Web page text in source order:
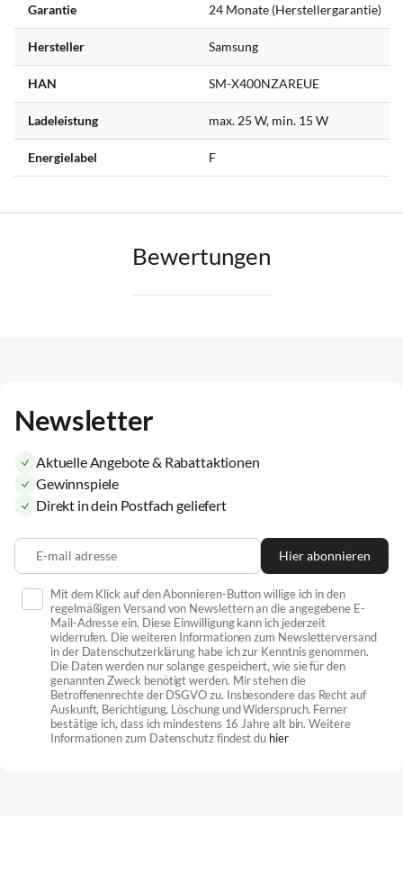
Garantie 24 Monate (Herstellergarantie)
Hersteller Samsung
HAN SM-X400NZAREUE
Ladeleistung max. 25 W, min. 15 W
Energielabel F
Bewertungen
Newsletter
Aktuelle Angebote & Rabattaktionen
Gewinnspiele
Direkt in dein Postfach geliefert
E-mail adresse Hier abonnieren
Mit dem Klick auf den Abonnieren-Button willige ich in den
regelmäßigen Versand von Newslettern an die angegebene E-
Mail-Adresse ein. Diese Einwilligung kann ich jederzeit
widerrufen. Die weiteren Informationen zum Newsletterversand
in der Datenschutzerklärung habe ich zur Kenntnis genommen.
Die Daten werden nur solange gespeichert, wie sie für den
genannten Zweck benötigt werden. Mir stehen die
Betroffenenrechte der DSGVO zu. Insbesondere das Recht auf
Auskunft, Berichtigung, Löschung und Widerspruch. Ferner
bestätige ich, dass ich mindestens 16 Jahre alt bin. Weitere
Informationen zum Datenschutz findest du hier